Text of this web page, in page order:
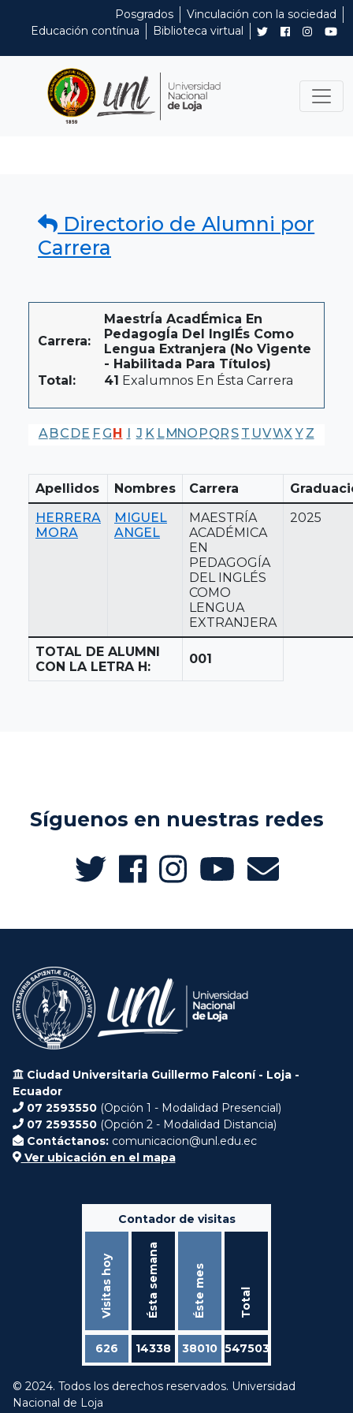
Posgrados
Vinculación con la sociedad
Educación contínua
Biblioteca virtual
Directorio de Alumni por
Carrera
Carrera:
MaestrÍa AcadÉmica En
PedagogÍa Del InglÉs Como
Lengua Extranjera (No Vigente
- Habilitada Para Títulos)
Total:
41 Exalumnos En Ésta Carrera
A BC DE F GH I J K LMNO PQR S T UVWX Y Z
Apellidos Nombres Carrera
HERRERA
MORA
MIGUEL
ANGEL
MAESTRÍA
ACADÉMICA
EN
PEDAGOGÍA
DEL INGLÉS
COMO
LENGUA
EXTRANJERA
2025
TOTAL DE ALUMNI
CON LA LETRA H:
001
Síguenos en nuestras redes
Ciudad Universitaria Guillermo Falconí - Loja -
Ecuador
07 2593550 (Opción 1 - Modalidad Presencial)
07 2593550 (Opción 2 - Modalidad Distancia)
Contáctanos: comunicacion@unl.edu.ec
Ver ubicación en el mapa
Contador de visitas
Visitas hoy Ésta semana Éste mes Total
626 14338 38010 547503
© 2024. Todos los derechos reservados. Universidad
Nacional de Loja